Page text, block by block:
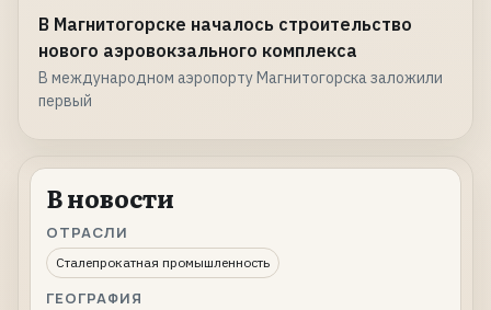
В Магнитогорске началось строительство
нового аэровокзального комплекса
В международном аэропорту Магнитогорска заложили
первый
В новости
ОТРАСЛИ
Сталепрокатная промышленность
ГЕОГРАФИЯ